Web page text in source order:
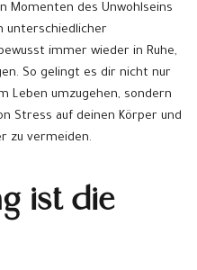
Momenten des Unwohlseins
unterschiedlicher
immer wieder in Ruhe,
So gelingt es dir nicht nur
Leben umzugehen, sondern
Stress auf deinen Körper und
zu vermeiden.
ist die